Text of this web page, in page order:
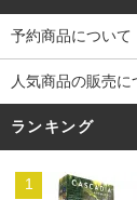
予約商品について
人気商品の販売
ランキング
1